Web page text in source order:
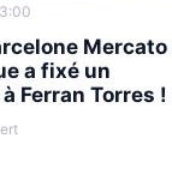
Mercato
a fixé un
Ferran Torres !